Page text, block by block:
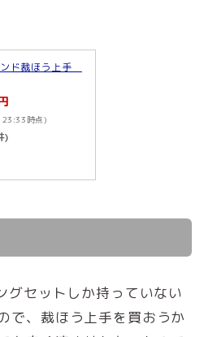
ド裁ほう上手
時点)
)
グセットしか持っていない
で、裁ほう上手を買おうか